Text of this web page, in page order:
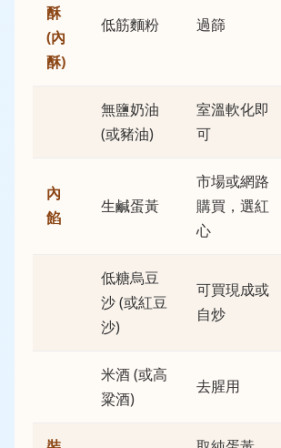
酥
(內
酥)
低筋麵粉 過篩
無鹽奶油
(或豬油)
室溫軟化即
可
內
餡
生鹹蛋黃
市場或網路
購買，選紅
心
低糖烏豆
沙 (或紅豆
沙)
可買現成或
自炒
米酒 (或高
粱酒)
去腥用